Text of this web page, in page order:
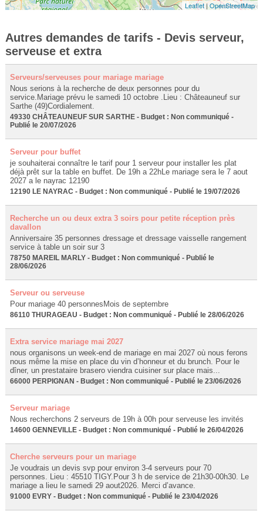
Leaflet|OpenStreetMap
Autres demandes de tarifs - Devis serveur,
serveuse et extra
Serveurs/serveuses pour mariage mariage
Nous serions à la recherche de deux personnes pour du
service.Mariage prévu le samedi 10 octobre .Lieu : Châteauneuf sur
Sarthe (49)Cordialement.
49330 CHÂTEAUNEUF SUR SARTHE - Budget : Non communiqué -
Publié le 20/07/2026
Serveur pour buffet
je souhaiterai connaître le tarif pour 1 serveur pour installer les plat
déjà prêt sur la table en buffet. De 19h a 22hLe mariage sera le 7 aout
2027 a le nayrac 12190
12190 LE NAYRAC - Budget : Non communiqué - Publié le 19/07/2026
Recherche un ou deux extra 3 soirs pour petite réception près
davallon
Anniversaire 35 personnes dressage et dressage vaisselle rangement
service à table un soir sur 3
78750 MAREIL MARLY - Budget : Non communiqué - Publié le
28/06/2026
Serveur ou serveuse
Pour mariage 40 personnesMois de septembre
86110 THURAGEAU - Budget : Non communiqué - Publié le 28/06/2026
Extra service mariage mai 2027
nous organisons un week-end de mariage en mai 2027 où nous ferons
nous même la mise en place du vin d’honneur et du brunch. Pour le
dîner, un prestataire brasero viendra cuisiner sur place mais...
66000 PERPIGNAN - Budget : Non communiqué - Publié le 23/06/2026
Serveur mariage
Nous recherchons 2 serveurs de 19h à 00h pour serveuse les invités
14600 GENNEVILLE - Budget : Non communiqué - Publié le 26/04/2026
Cherche serveurs pour un mariage
Je voudrais un devis svp pour environ 3-4 serveurs pour 70
personnes. Lieu : 45510 TIGY.Pour 3 h de service de 21h30-00h30. Le
mariage a lieu le samedi 29 aout2026. Merci d’avance.
91000 EVRY - Budget : Non communiqué - Publié le 23/04/2026